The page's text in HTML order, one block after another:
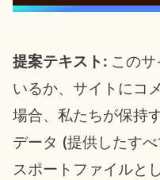
提案テキスト: この
いるか、サイトにコ
場合、私たちが保持
データ (提供したす
スポートファイルと